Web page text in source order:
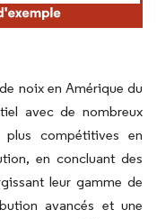
noix en Amérique du
avec de nombreux
plus compétitives en
en concluant des
leur gamme de
avancés et une